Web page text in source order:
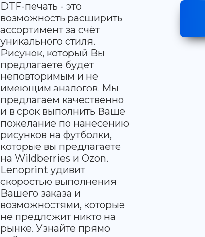
DTF-печать - это
возможность расширить
ассортимент за счёт
уникального стиля.
Рисунок, который Вы
предлагаете будет
неповторимым и не
имеющим аналогов. Мы
предлагаем качественно
и в срок выполнить Ваше
пожелание по нанесению
рисунков на футболки,
которые вы предлагаете
на Wildberries и Ozon.
Lenoprint удивит
скоростью выполнения
Вашего заказа и
возможностями, которые
не предложит никто на
рынке. Узнайте прямо